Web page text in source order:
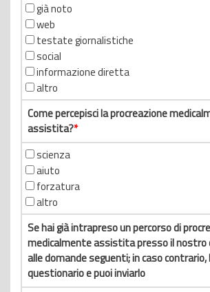
già noto
web
testate giornalistiche
social
informazione diretta
altro
Come percepisci la procreazione
assistita?*
scienza
aiuto
forzatura
altro
Se hai già intrapreso un percorso di
medicalmente assistita presso il nostro
alle domande seguenti; in caso contrario,
questionario e puoi inviarlo